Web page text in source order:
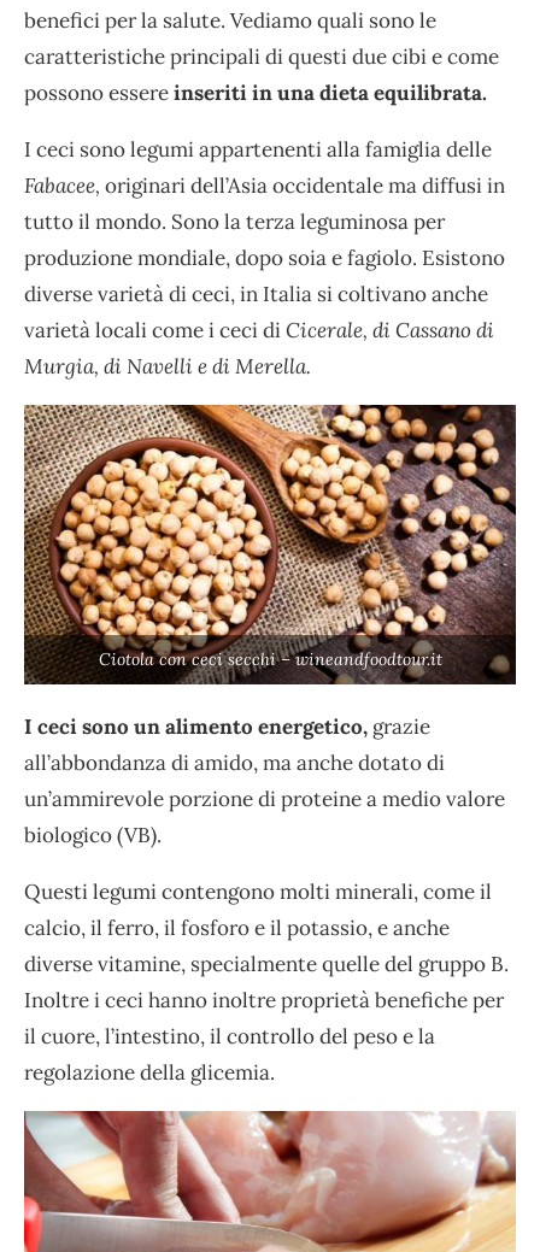
benefici per la salute. Vediamo quali sono le
caratteristiche principali di questi due cibi e come
possono essereinseriti in una dieta equilibrata.
I ceci sono legumi appartenenti alla famiglia delle
Fabacee, originari dell’Asia occidentale ma diffusi in
tutto il mondo. Sono la terza leguminosa per
produzione mondiale, dopo soia e fagiolo. Esistono
diverse varietà di ceci, in Italia si coltivano anche
varietà locali come i ceci diCicerale, di Cassano di
Murgia, di Navelli e di Merella.
Ciotola con ceci secchi – wineandfoodtour.it
I ceci sono un alimento energetico, grazie
all’abbondanza di amido, ma anche dotato di
un’ammirevole porzione di proteine a medio valore
biologico (VB).
Questi legumi contengono molti minerali, come il
calcio, il ferro, il fosforo e il potassio, e anche
diverse vitamine, specialmente quelle del gruppo B.
Inoltre i ceci hanno inoltre proprietà benefiche per
il cuore, l’intestino, il controllo del peso e la
regolazione della glicemia.